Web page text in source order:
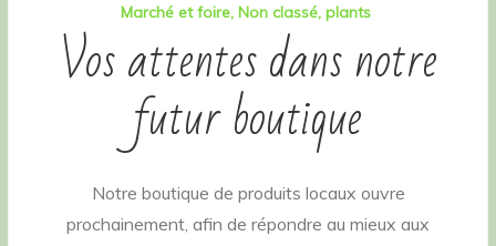
Marché et foire Non classé plants
Vos attentes dans notre
futur boutique
Notre boutique de produits locaux ouvre
prochainement, afin de répondre au mieux aux